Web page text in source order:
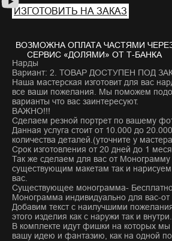
ИЗГОТОВИТЬ НА ЗАКАЗ
Нарды
Вариант: 2. ТОВАР ДОСТУПЕН ПОД
Наша мастерская изготовит для вас
все ваши пожелания. Мы поможем
варианты что вас заинтересуют.
ВАЖНО!!!
Сделаем резной портрет по вашему
Данная услуга стоит от 10.000 до
количества деталей.(уточните у
Срок изготовления от 20 дней до 1
Так же сделаем для вас от Монограмму
существующим макетам так и
вас.
Существующее монограмма-
Монограмма индивидуально для вас-от
Добавим текст с наилучшими
этого изделия как с наружи так и внутри.
В комплекте идут фишки на которых мы
вашу идею и фантазию, как на одной